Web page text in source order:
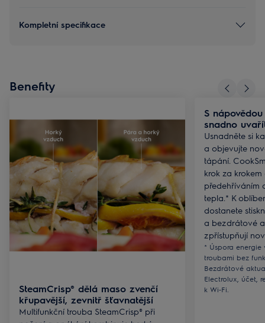
Kompletní specifikace
Benefity
SteamCrisp® dělá maso zvenčí
křupavější, zevnitř šťavnatější
Multifunkční trouba SteamCrisp® při
S
snadno
Usnadněte si
a objevujte
tápání.
krok za
předehříváním
tepla.* K
dostanete
a bezdrátové
zpřístupňují
* Úspora energie
troubami bez
Bezdrátové
Electrolux, účet,
k Wi‑Fi.